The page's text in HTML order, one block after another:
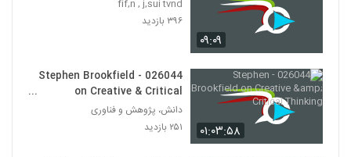
030019 - تفکر انتقادی (سری اول)
20
030020 - تفکر انتقادی (سری اول)
۴۹۷ بازدید
030021 - تفکر انتقادی (سری اول)
۵۹۴ بازدید
۰۹:۰۹
fif,n , j,sui tvnd
۳۹۶ بازدید
۰۱:۰۳:۵۸
026044 - Stephen Brookfield
on Creative & Critical
Thinking
دانش، پژوهش و فناوری
۲۵۱ بازدید